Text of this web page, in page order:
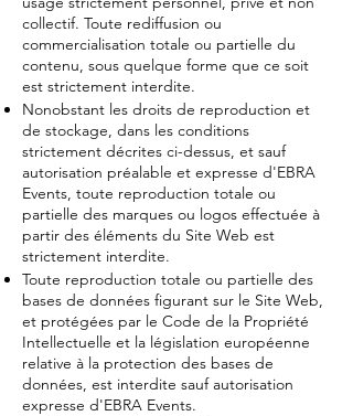
collectif. Toute rediffusion ou
commercialisation totale ou partielle du
contenu, sous quelque forme que ce soit
est strictement interdite.
Nonobstant les droits de reproduction et
de stockage, dans les conditions
strictement décrites ci-dessus, et sauf
autorisation préalable et expresse d'EBRA
Events, toute reproduction totale ou
partielle des marques ou logos effectuée à
partir des éléments du Site Web est
strictement interdite.
Toute reproduction totale ou partielle des
bases de données figurant sur le Site Web,
et protégées par le Code de la Propriété
Intellectuelle et la législation européenne
relative à la protection des bases de
données, est interdite sauf autorisation
expresse d'EBRA Events.